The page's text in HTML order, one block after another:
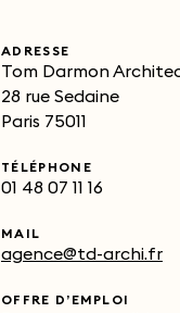
ADRESSE
Tom Darmon
28 rue Sedaine
Paris 75011
TÉLÉPHONE
01 48 07 11 16
MAIL
agence@td-archi.fr
OFFRE D’EMPLOI